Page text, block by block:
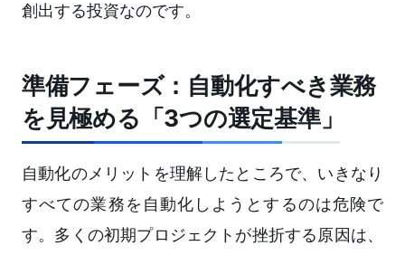
創出する投資なのです。
準備フェーズ：自動化すべき業務
を見極める「3つの選定基準」
自動化のメリットを理解したところで、いきなり
すべての業務を自動化しようとするのは危険で
す。多くの初期プロジェクトが挫折する原因は、